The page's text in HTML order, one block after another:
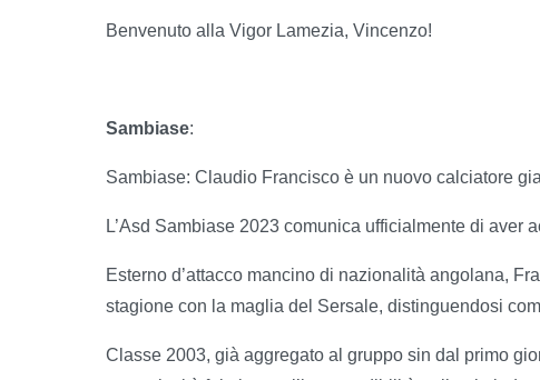
Benvenuto alla Vigor Lamezia, Vincenzo!
Sambiase:
Sambiase: Claudio Francisco è un nuovo calciatore
L’Asd Sambiase 2023 comunica ufficialmente di
Esterno d’attacco mancino di nazionalità angolana,
stagione con la maglia del Sersale, distinguendosi
Classe 2003, già aggregato al gruppo sin dal primo